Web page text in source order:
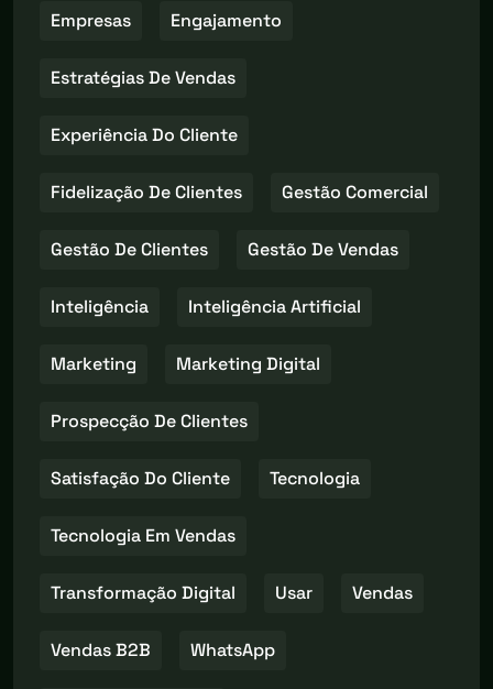
Empresas Engajamento
Estratégias De Vendas
Experiência Do Cliente
Fidelização De Clientes Gestão Comercial
Gestão De Clientes Gestão De Vendas
Inteligência Inteligência Artificial
Marketing Marketing Digital
Prospecção De Clientes
Satisfação Do Cliente Tecnologia
Tecnologia Em Vendas
Transformação Digital Usar Vendas
Vendas B2B WhatsApp